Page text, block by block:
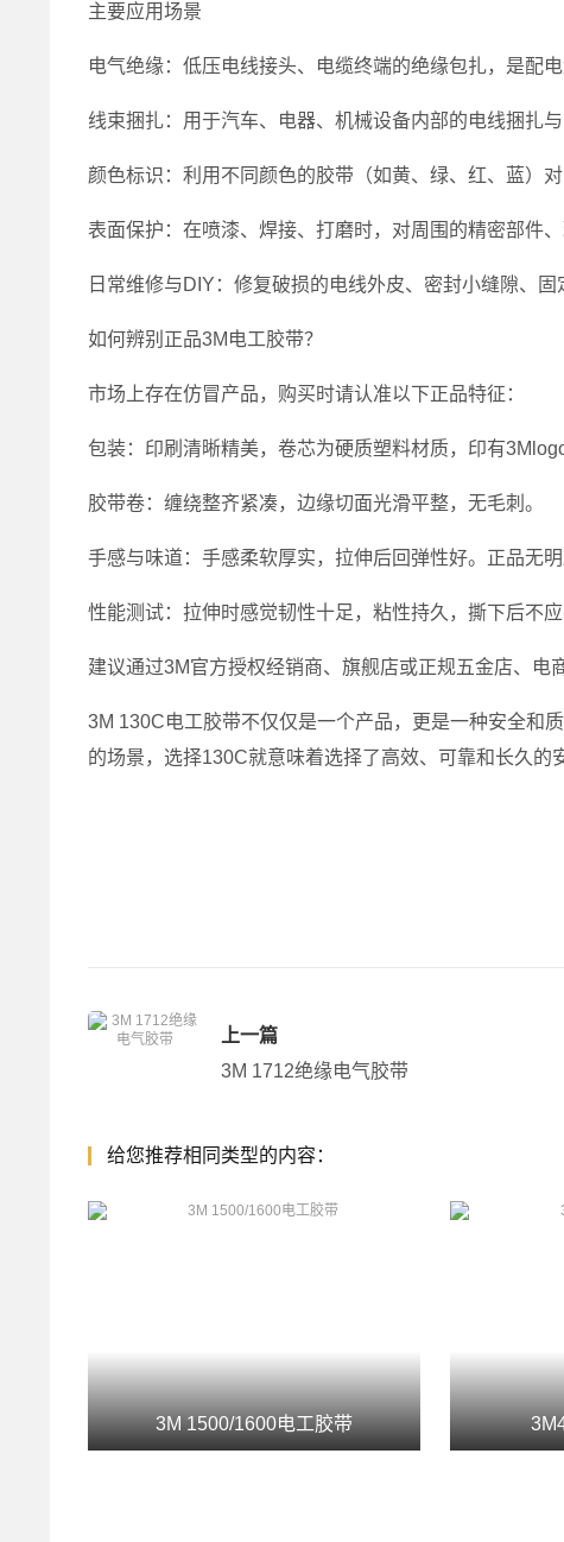
主要应用场景
电气绝缘：低压电线接头、电缆终端的绝缘包扎，是配
线束捆扎：用于汽车、电器、机械设备内部的电线捆扎与
颜色标识：利用不同颜色的胶带（如黄、绿、红、蓝）
表面保护：在喷漆、焊接、打磨时，对周围的精密部件
日常维修与DIY：修复破损的电线外皮、密封小缝隙、固
如何辨别正品3M电工胶带？
市场上存在仿冒产品，购买时请认准以下正品特征：
包装：印刷清晰精美，卷芯为硬质塑料材质，印有
胶带卷：缠绕整齐紧凑，边缘切面光滑平整，无毛刺。
手感与味道：手感柔软厚实，拉伸后回弹性好。正品无明
性能测试：拉伸时感觉韧性十足，粘性持久，撕下后不应
建议通过3M官方授权经销商、旗舰店或正规五金店、电
3M 130C电工胶带不仅仅是一个产品，更是一种安全和
的场景，选择130C就意味着选择了高效、可靠和长久的
上一篇
3M 1712绝缘电气胶带
给您推荐相同类型的内容：
3M 1500/1600电工胶带